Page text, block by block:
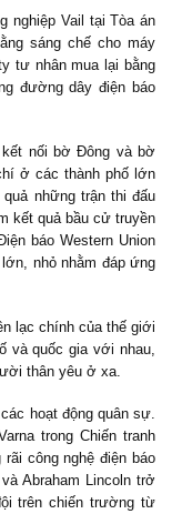
nghiệp Vail tại Tòa án
sáng chế cho máy
tư nhân mua lại bằng
đường dây điện báo
kết nối bờ Đông và bờ
ở các thành phố lớn
những trận thi đấu
kết quả bầu cử truyền
báo Western Union
nhỏ nhằm đáp ứng
lạc chính của thế giới
và quốc gia với nhau,
thân yêu ở xa.
hoạt động quân sự.
trong Chiến tranh
công nghệ điện báo
Abraham Lincoln trở
trên chiến trường từ